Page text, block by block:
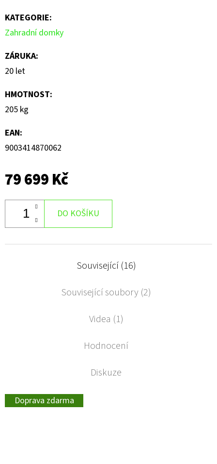
KATEGORIE:
Zahradní domky
ZÁRUKA:
20 let
HMOTNOST:
205 kg
EAN:
9003414870062
79 699 Kč
DO KOŠÍKU
Související (16)
Související soubory (2)
Videa (1)
Hodnocení
Diskuze
Doprava zdarma